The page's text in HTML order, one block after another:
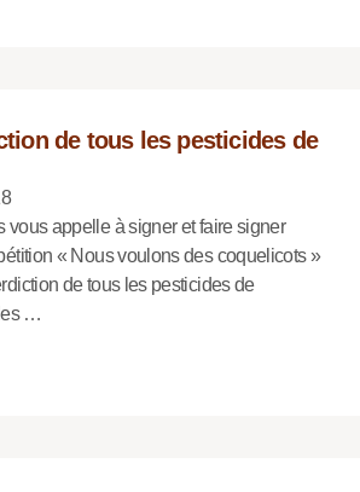
de tous les pesticides de
vous appelle à signer et faire signer
« Nous voulons des coquelicots »
de tous les pesticides de
…